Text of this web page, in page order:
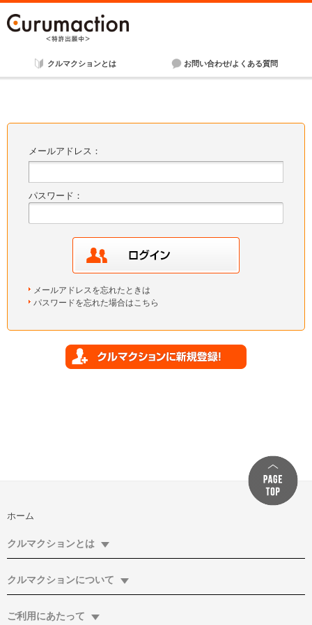
クルマクションとは お問い合わせ/よくある質問
メールアドレス：
パスワード：
メールアドレスを忘れたときは
パスワードを忘れた場合はこちら
ホーム
クルマクションとは
クルマクションについて
ご利用にあたって